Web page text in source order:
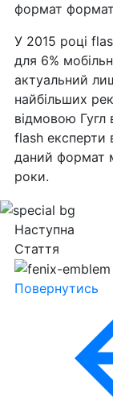
формат
У 2015 році
для 6%
актуальний
найбільших
відмовою Гугл
flash експерти
даний формат
роки.
Наступна
Стаття
Повернутись